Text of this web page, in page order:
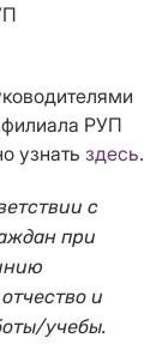
филиала РУП
узнать здесь.
с
при
и
учебы.